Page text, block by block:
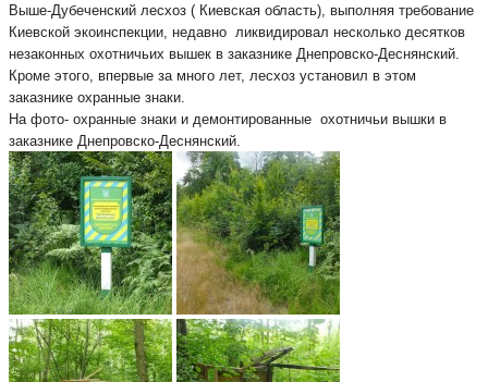
Выше-Дубеченский лесхоз ( Киевская область), выполняя требование
Киевской экоинспекции, недавно ликвидировал несколько десятков
незаконных охотничьих вышек в заказнике Днепровско-Деснянский.
Кроме этого, впервые за много лет, лесхоз установил в этом
заказнике охранные знаки.
На фото- охранные знаки и демонтированные охотничьи вышки в
заказнике Днепровско-Деснянский.